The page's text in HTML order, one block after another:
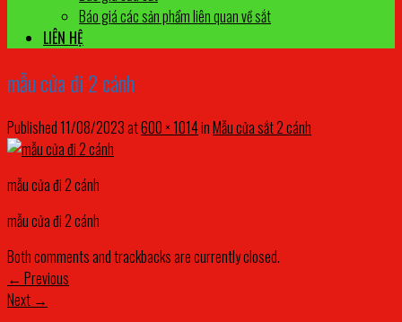
Báo giá các sản phẩm liên quan về sắt
LIÊN HỆ
mẫu cửa đi 2 cánh
Published11/08/2023at600 × 1014inMẫu cửa sắt 2 cánh
mẫu cửa đi 2 cánh
mẫu cửa đi 2 cánh
Both comments and trackbacks are currently closed.
← Previous
Next →